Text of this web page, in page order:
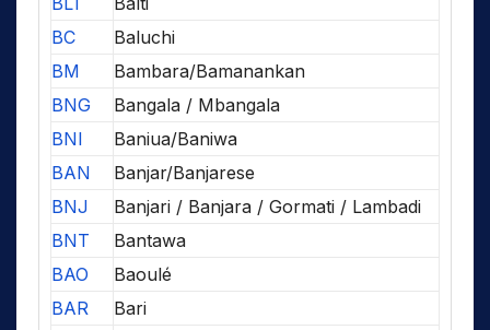
BC
Baluchi
BM
Bambara/Bamanankan
BNG
Bangala / Mbangala
BNI
Baniua/Baniwa
BAN
Banjar/Banjarese
BNJ
Banjari / Banjara / Gormati / Lambadi
BNT
Bantawa
BAO
Baoulé
BAR
Bari